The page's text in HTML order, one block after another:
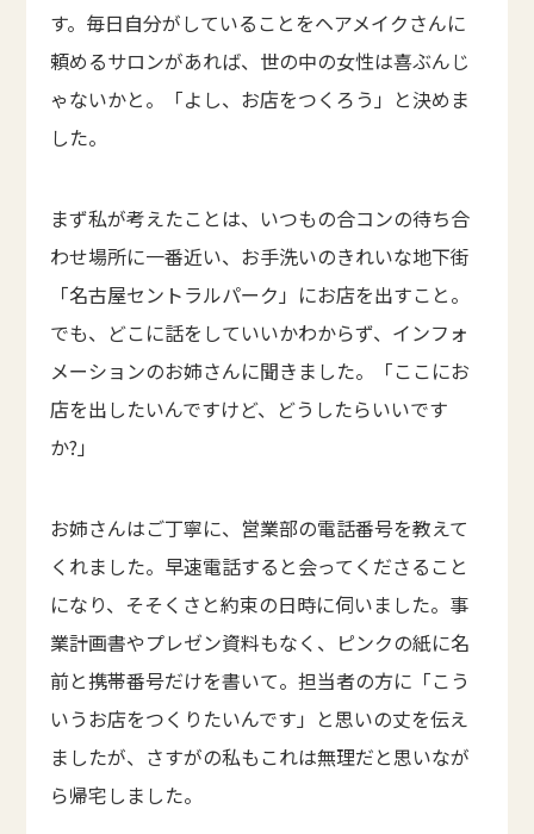
す。毎日自分がしていることをヘアメイクさんに
頼めるサロンがあれば、世の中の女性は喜ぶんじ
ゃないかと。「よし、お店をつくろう」と決めま
した。
まず私が考えたことは、いつもの合コンの待ち合
わせ場所に一番近い、お手洗いのきれいな地下街
「名古屋セントラルパーク」にお店を出すこと。
でも、どこに話をしていいかわからず、インフォ
メーションのお姉さんに聞きました。「ここにお
店を出したいんですけど、どうしたらいいです
か?」
お姉さんはご丁寧に、営業部の電話番号を教えて
くれました。早速電話すると会ってくださること
になり、そそくさと約束の日時に伺いました。事
業計画書やプレゼン資料もなく、ピンクの紙に名
前と携帯番号だけを書いて。担当者の方に「こう
いうお店をつくりたいんです」と思いの丈を伝え
ましたが、さすがの私もこれは無理だと思いなが
ら帰宅しました。